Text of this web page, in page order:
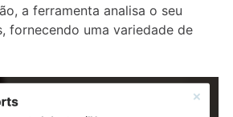
a ferramenta analisa o seu
fornecendo uma variedade de